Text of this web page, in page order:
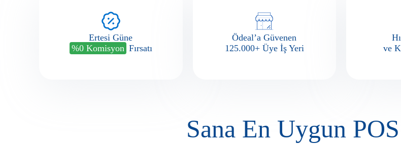
Ertesi Güne
%0 Komisyon Fırsatı
Ödeal’a Güvenen
125.000+ Üye İş Yeri​
ve
Sana En Uygun